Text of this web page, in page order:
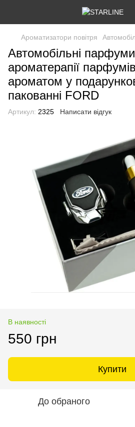
Ароматизатори повітря
Автомобільні
ароматерапії парфумів
ароматом у
пакованні FORD
Артикул: 2325 Написати відгук
В наявності
550 грн
Купити
До обраного